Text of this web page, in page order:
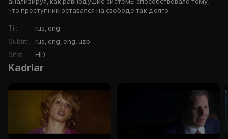
что преступник оставался на свободе так долго.
Til:
rus, eng
Subtitr:
rus, eng, eng, uzb
Sifati: HD
Kadrlar